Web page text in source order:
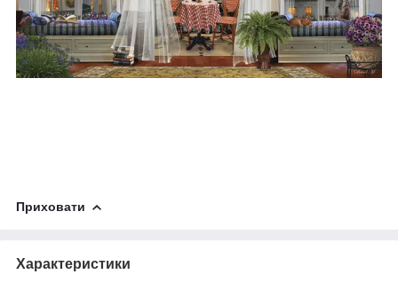
Приховати
Характеристики